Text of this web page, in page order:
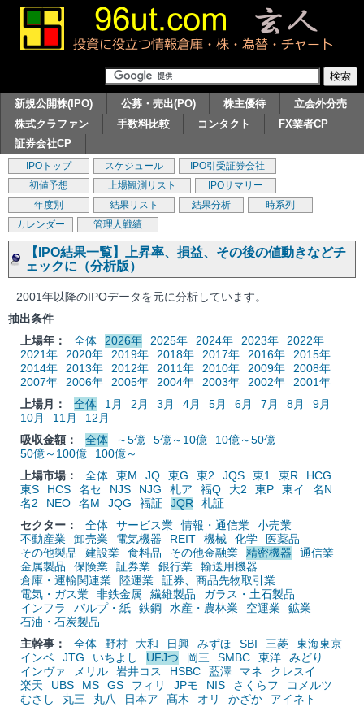
新規公開株(IPO) 公募・売出(PO) 株主優待
立会外分売
株式クラファン
手数料比較 コンタクト
FX業者CP
証券会社CP
IPOトップ スケジュール
IPO引受証券会社
初値予想
上場観測リスト
IPOサマリー
年度別
結果リスト 結果分析
時系列
カレンダー
管理人戦績
【IPO結果一覧】上昇率、損益、その後の値動きなどチ
ェックに（分析版）
2001年以降のIPOデータを元に分析しています。
抽出条件
上場年：
全体 2026年 2025年 2024年 2023年
2022年
2021年
2020年 2019年 2018年 2017年 2016年
2015年
2014年
2013年 2012年 2011年 2010年 2009年
2008年
2007年
2006年 2005年 2004年 2003年 2002年
2001年
上場月：
全体 1月 2月 3月 4月 5月 6月 7月 8月
9月
10月
11月
12月
吸収金額：
全体 ～5億 5億～10億
10億～50億
50億～100億
100億～
上場市場：
全体 東M JQ 東G 東2 JQS 東1 東R
HCG
東S
HCS 名セ NJS NJG 札ア 福Q 大2 東P 東イ
名N
名2
NEO 名M JQG 福証 JQR
札証
セクター：
全体 サービス業 情報・通信業
小売業
不動産業
卸売業 電気機器 REIT 機械 化学
医薬品
その他製品
建設業 食料品 その他金融業 精密機器
通信業
金属製品
保険業 証券業 銀行業
輸送用機器
倉庫・運輸関連業
陸運業
証券、商品先物取引業
電気・ガス業
非鉄金属 繊維製品
ガラス・土石製品
インフラ
パルプ・紙 鉄鋼 水産・農林業 空運業
鉱業
石油・石炭製品
主幹事：
全体 野村 大和 日興 みずほ SBI 三菱
東海東京
インベ
JTG いちよし UFJつ 岡三 SMBC 東洋
みどり
インヴァ
メリル 岩井コス HSBC 藍澤 マネ
クレスイ
楽天
UBS MS GS フィリ JPモ NIS さくらフ
コメルツ
むさし
丸三 丸八 日本ア 髙木 オリ かざか
アイネト